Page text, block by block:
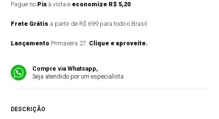
Pague no Pixà vista e economize R$ 5,20
Frete Grátis a partir de R$ 699 para todo o Brasil
Lançamento Primavera 27. Clique e aproveite.
Compre via Whatsapp,
Seja atendido por um especialista